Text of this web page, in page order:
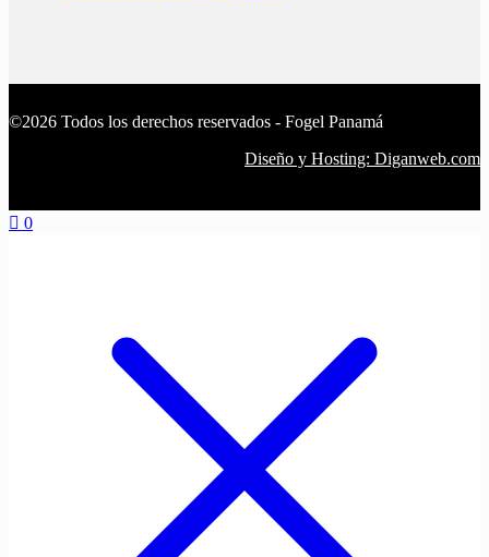
©2026 Todos los derechos reservados - Fogel Panamá
Diseño y Hosting: Diganweb.com
0